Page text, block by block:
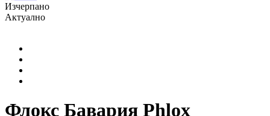
Изчерпано
Актуално
Флокс Бавария Phlox